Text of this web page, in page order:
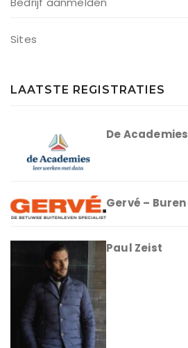
Sites
LAATSTE REGISTRATIES
De Academies
Gervé – Buren
Paul Zeist